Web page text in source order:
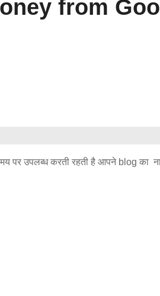
from
पर उपलब्ध करती रहती है आपने blog का